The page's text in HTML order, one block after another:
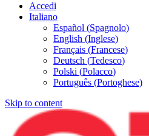
Accedi
Italiano
Español (Spagnolo)
English (Inglese)
Français (Francese)
Deutsch (Tedesco)
Polski (Polacco)
Português (Portoghese)
Skip to content